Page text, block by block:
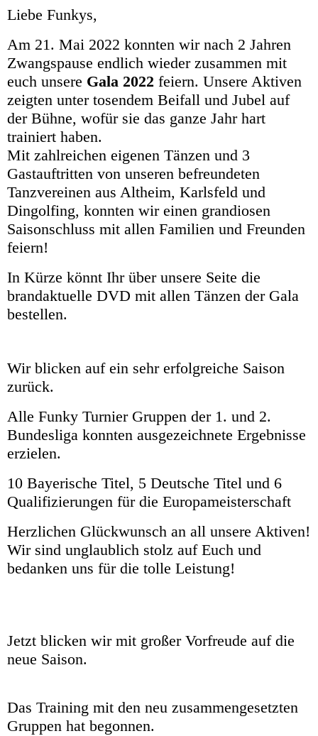
Liebe Funkys,
Am 21. Mai 2022 konnten wir nach 2 Jahren
Zwangspause endlich wieder zusammen mit
euch unsere Gala 2022 feiern. Unsere Aktiven
zeigten unter tosendem Beifall und Jubel auf
der Bühne, wofür sie das ganze Jahr hart
trainiert haben.
Mit zahlreichen eigenen Tänzen und 3
Gastauftritten von unseren befreundeten
Tanzvereinen aus Altheim, Karlsfeld und
Dingolfing, konnten wir einen grandiosen
Saisonschluss mit allen Familien und Freunden
feiern!
In Kürze könnt Ihr über unsere Seite die
brandaktuelle DVD mit allen Tänzen der Gala
bestellen.
Wir blicken auf ein sehr erfolgreiche Saison
zurück.
Alle Funky Turnier Gruppen der 1. und 2.
Bundesliga konnten ausgezeichnete Ergebnisse
erzielen.
10 Bayerische Titel, 5 Deutsche Titel und 6
Qualifizierungen für die Europameisterschaft
Herzlichen Glückwunsch an all unsere Aktiven!
Wir sind unglaublich stolz auf Euch und
bedanken uns für die tolle Leistung!
Jetzt blicken wir mit großer Vorfreude auf die
neue Saison.
Das Training mit den neu zusammengesetzten
Gruppen hat begonnen.